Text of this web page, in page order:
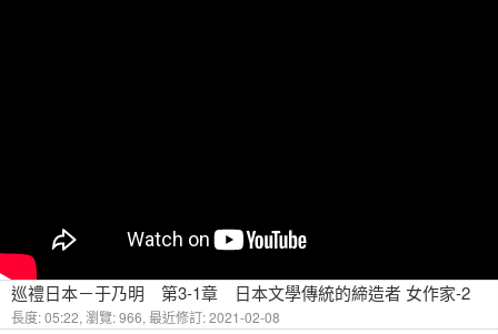
巡禮日本－于乃明 第3-1章 日本文學傳統的締造者 女作家-2
長度: 05:22, 瀏覽: 966, 最近修訂: 2021-02-08